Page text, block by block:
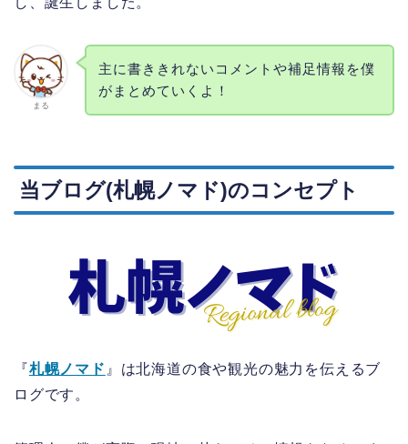
まる
主に書ききれないコメントや補足情報を僕
がまとめていくよ！
当ブログ(札幌ノマド)のコンセプト
『札幌ノマド 』は北海道の食や観光の魅力を伝えるブ
ログです。